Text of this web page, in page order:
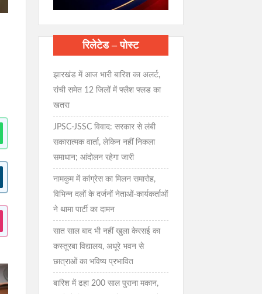
रिलेटेड – पोस्ट
झारखंड में आज भारी बारिश का अलर्ट,
रांची समेत 12 जिलों में फ्लैश फ्लड का
खतरा
JPSC-JSSC विवाद: सरकार से लंबी
सकारात्मक वार्ता, लेकिन नहीं निकला
समाधान; आंदोलन रहेगा जारी
नामकुम में कांग्रेस का मिलन समारोह,
विभिन्न दलों के दर्जनों नेताओं-कार्यकर्ताओं
ने थामा पार्टी का दामन
सात साल बाद भी नहीं खुला केरसई का
कस्तूरबा विद्यालय, अधूरे भवन से
छात्राओं का भविष्य प्रभावित
बारिश में ढहा 200 साल पुराना मकान,